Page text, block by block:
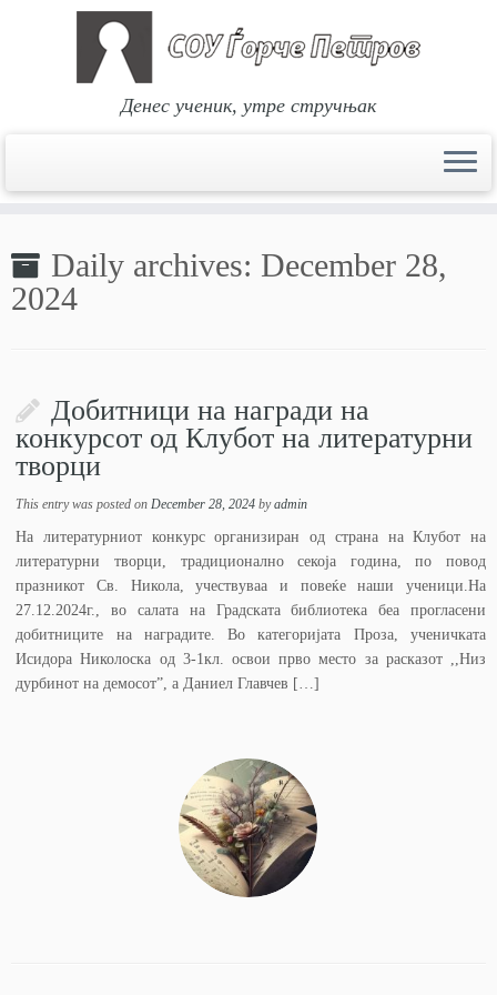
content
Денес ученик, утре стручњак
Daily archives: December 28,
2024
Добитници на награди на
конкурсот од Клубот на литературни
творци
This entry was posted onDecember 28, 2024 byadmin
На литературниот конкурс организиран од страна на Клубот на
литературни творци, традиционално секоја година, по повод
празникот Св. Никола, учествуваа и повеќе наши ученици.На
27.12.2024г., во салата на Градската библиотека беа прогласени
добитниците на наградите. Во категоријата Проза, ученичката
Исидора Николоска од 3-1кл. освои прво место за расказот ,,Низ
дурбинот на демосот”, а Даниел Главчев […]